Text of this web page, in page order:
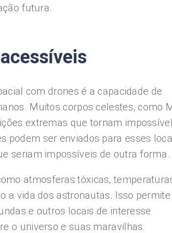
futura.
com drones é a capacidade de
Muitos corpos celestes, como
extremas que tornam
podem ser enviados para esses
seriam impossíveis de outra forma.
atmosferas tóxicas,
a vida dos astronautas. Isso permite
e outros locais de interesse
o universo e suas maravilhas.